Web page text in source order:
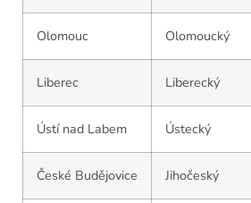
Olomouc Olomoucký
Liberec Liberecký
Ústí nad Labem Ústecký
České Budějovice Jihočeský